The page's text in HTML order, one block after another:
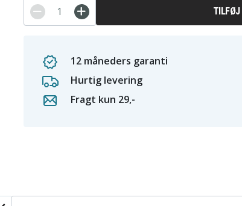
TILFØJ
12 måneders garanti
Hurtig levering
Fragt kun 29,-